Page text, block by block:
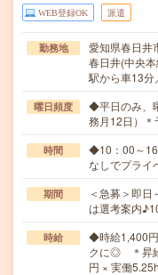
WEB登録OK 派遣
勤務地
愛知県春日井
春日井(中央
駅から車13
曜日頻度
◆平日のみ、
務月12日）＊
時間
◆10：00～16
なしでプラ
期間
＜急募＞即
は選考案内
時給
◆時給1,400
クに◎ ＊昇
円 × 実働